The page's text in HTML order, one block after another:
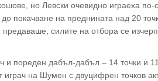
но Левски очевидно играеха
до покачване на преднината над 20
силите на отбора се
пореден дабъл-дабъл – 14 точки и
на Шумен с двуцифрен точков